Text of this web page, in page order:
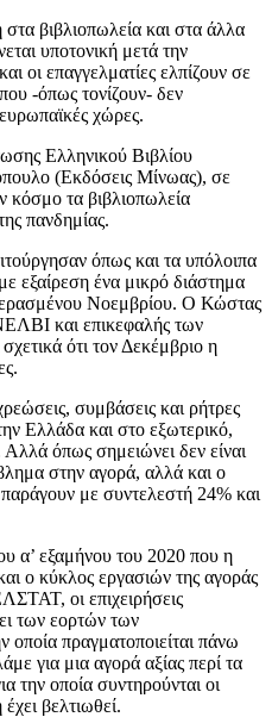
βιβλιοπωλεία και στα άλλα
υποτονική μετά την
οι επαγγελματίες ελπίζουν σε
-όπως τονίζουν- δεν
χώρες.
Ελληνικού Βιβλίου
(Εκδόσεις Μίνωας), σε
κόσμο τα βιβλιοπωλεία
πανδημίας.
όπως και τα υπόλοιπα
εξαίρεση ένα μικρό διάστημα
Νοεμβρίου. O Κώστας
και επικεφαλής των
ότι τον Δεκέμβριο η
συμβάσεις και ρήτρες
Ελλάδα και στο εξωτερικό,
Αλλά όπως σημειώνει δεν είναι
στην αγορά, αλλά και ο
με συντελεστή 24% και
α’ εξαμήνου του 2020 που η
ο κύκλος εργασιών της αγοράς
οι επιχειρήσεις
των εορτών των
οποία πραγματοποιείται πάνω
για μια αγορά αξίας περί τα
την οποία συντηρούνται οι
βελτιωθεί.